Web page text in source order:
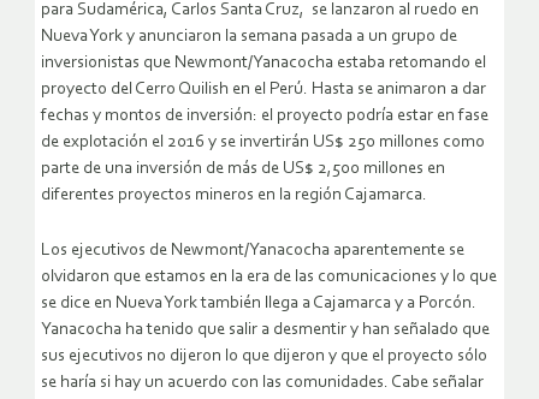
para Sudamérica, Carlos Santa Cruz, se lanzaron al ruedo en
Nueva York y anunciaron la semana pasada a un grupo de
inversionistas que Newmont/Yanacocha estaba retomando el
proyecto del Cerro Quilish en el Perú. Hasta se animaron a dar
fechas y montos de inversión: el proyecto podría estar en fase
de explotación el 2016 y se invertirán US$ 250 millones como
parte de una inversión de más de US$ 2,500 millones en
diferentes proyectos mineros en la región Cajamarca.
Los ejecutivos de Newmont/Yanacocha aparentemente se
olvidaron que estamos en la era de las comunicaciones y lo que
se dice en Nueva York también llega a Cajamarca y a Porcón.
Yanacocha ha tenido que salir a desmentir y han señalado que
sus ejecutivos no dijeron lo que dijeron y que el proyecto sólo
se haría si hay un acuerdo con las comunidades. Cabe señalar